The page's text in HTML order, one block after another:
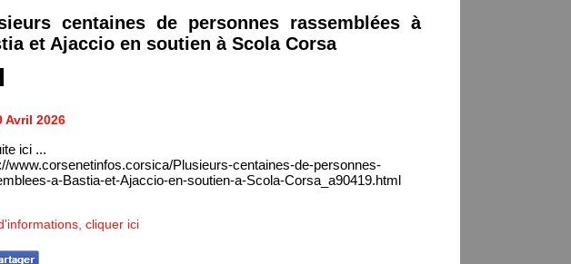
centaines de personnes rassemblées à
et Ajaccio en soutien à Scola Corsa
Avril 2026
ici ...
www.corsenetinfos.corsica/Plusieurs-centaines-de-personnes-
a-Bastia-et-Ajaccio-en-soutien-a-Scola-Corsa_a90419.html
cliquer ici